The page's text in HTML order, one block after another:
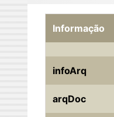
Informação
infoArq
arqDoc